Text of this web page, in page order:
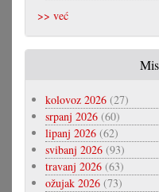
>> već
kolovoz 2026 (27)
srpanj 2026 (60)
lipanj 2026 (62)
svibanj 2026 (93)
travanj 2026 (63)
ožujak 2026 (73)